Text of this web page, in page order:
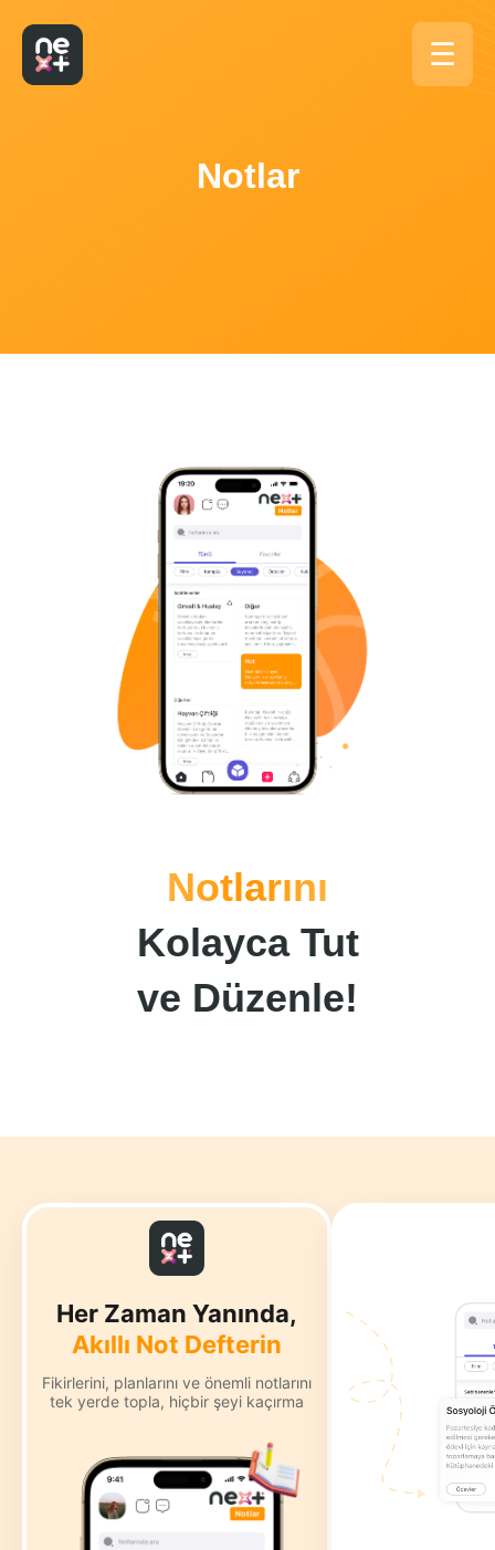
☰
Notlar
Notlarını
Kolayca Tut
ve Düzenle!
Her Zaman Yanında,
Akıllı Not Defterin
Fikirlerini, planlarını ve önemli notlarını
tek yerde topla, hiçbir şeyi kaçırma